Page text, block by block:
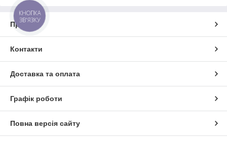
Про нас
Контакти
Доставка та оплата
Графік роботи
Повна версія сайту
КНОПКА
ЗВ'ЯЗКУ